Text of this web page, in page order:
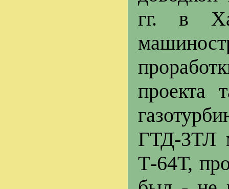
гг. в
проекта
ГТД-3ТЛ
Т-64Т,